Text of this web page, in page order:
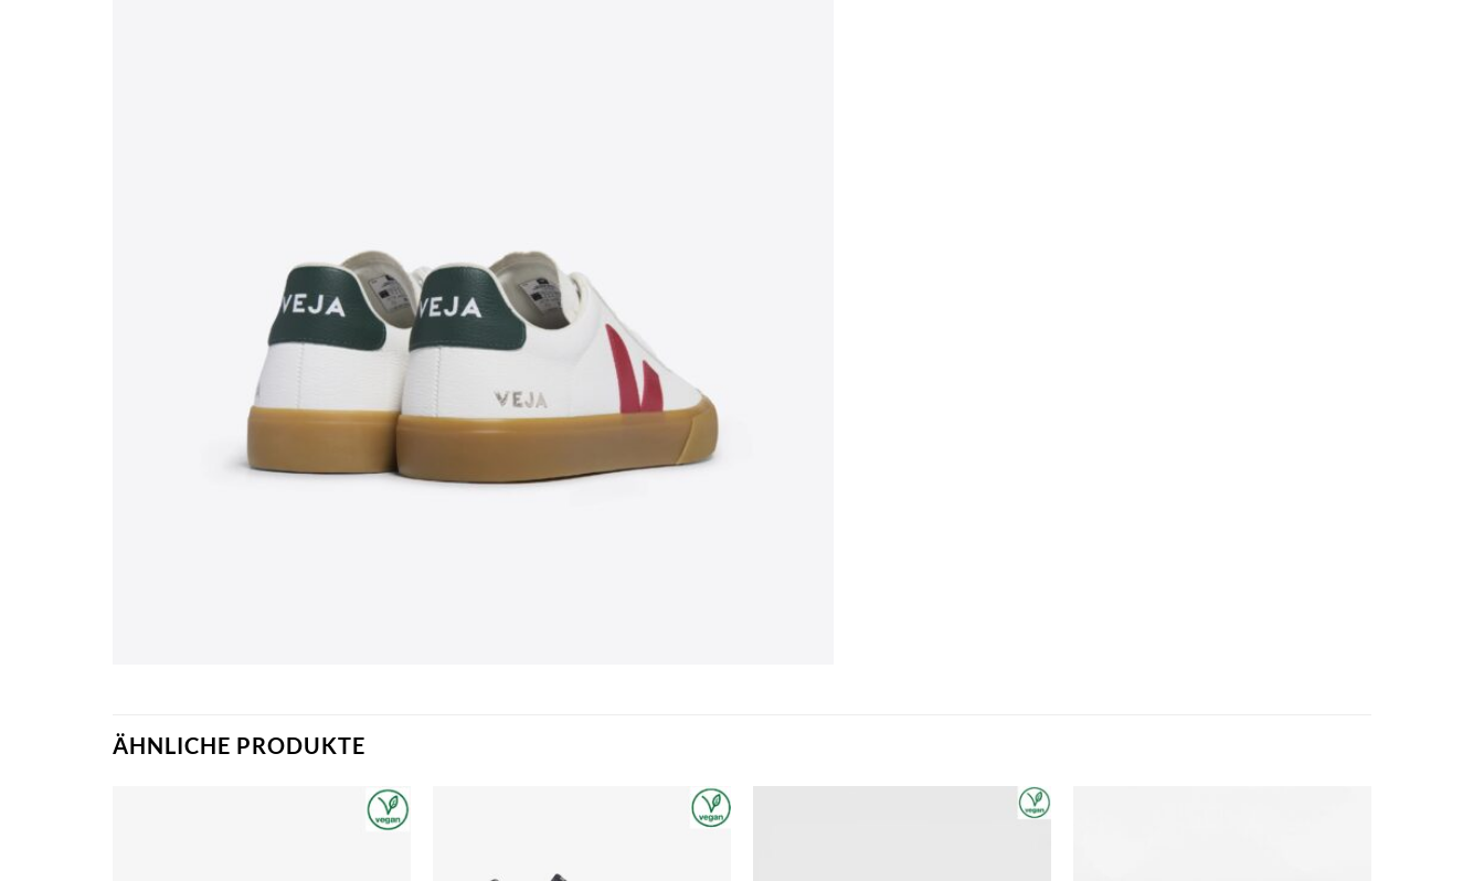
ÄHNLICHE PRODUKTE